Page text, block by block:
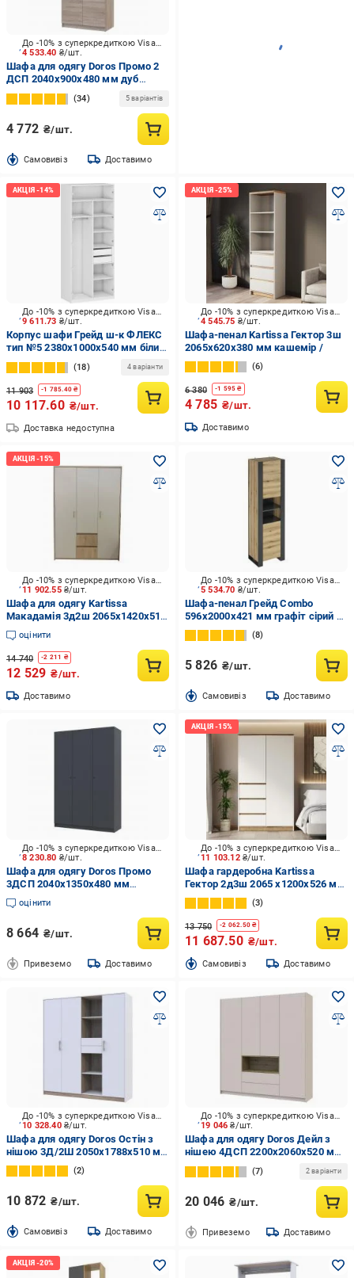
4 533.40 ₴/шт.
До -10% з суперкредиткою Visa Вигода
Шафа для одягу Doros Промо 2
ДСП 2040х900х480 мм дуб
сонома / дуб сонома
34 5 варіантів
4 772 ₴/шт.
Cамовивіз Доставимо
9 611.73 ₴/шт.
До -10% з суперкредиткою Visa Вигода
Корпус шафи Грейд ш-к ФЛЕКС
тип №5 2380х1000х540 мм білий
/
18 4 варіанти
11 903 -1 785.40 ₴
10 117.60 ₴/шт.
Доставка недоступна
4 545.75 ₴/шт.
До -10% з суперкредиткою Visa Вигода
Шафа-пенал Kartissa Гектор 3ш
2065х620х380 мм кашемір /
6
6 380 -1 595 ₴
4 785 ₴/шт.
Доставимо
11 902.55 ₴/шт.
До -10% з суперкредиткою Visa Вигода
Шафа для одягу Kartissa
Макадамія 3д2ш 2065х1420х510
мм дуб кремона торро /
макадамія
оцінити
14 740 -2 211 ₴
12 529 ₴/шт.
Доставимо
5 534.70 ₴/шт.
До -10% з суперкредиткою Visa Вигода
Шафа-пенал Грейд Combo
596х2000х421 мм графіт сірий /
дуб евок прибережний
8
5 826 ₴/шт.
Cамовивіз Доставимо
8 230.80 ₴/шт.
До -10% з суперкредиткою Visa Вигода
Шафа для одягу Doros Промо
3ДСП 2040х1350х480 мм
антрацит / антрацит
оцінити
8 664 ₴/шт.
Привеземо Доставимо
11 103.12 ₴/шт.
До -10% з суперкредиткою Visa Вигода
Шафа гардеробна Kartissa
Гектор 2д3ш 2065 x1200x526 мм
кашемір / дуб евок
прибережний / кашемір
3
13 750 -2 062.50₴
11 687.50 ₴/шт.
Cамовивіз Доставимо
10 328.40 ₴/шт.
До -10% з суперкредиткою Visa Вигода
Шафа для одягу Doros Остін з
нішою 3Д/2Ш 2050х1788х510 мм
дуб сонома / білий
2
10 872 ₴/шт.
Cамовивіз Доставимо
19 046₴/шт.
До -10% з суперкредиткою Visa Вигода
Шафа для одягу Doros Дейл з
нішею 4ДСП 2200х2060х520 мм
кашемір
7 2 варіанти
20 046 ₴/шт.
Привеземо Доставимо